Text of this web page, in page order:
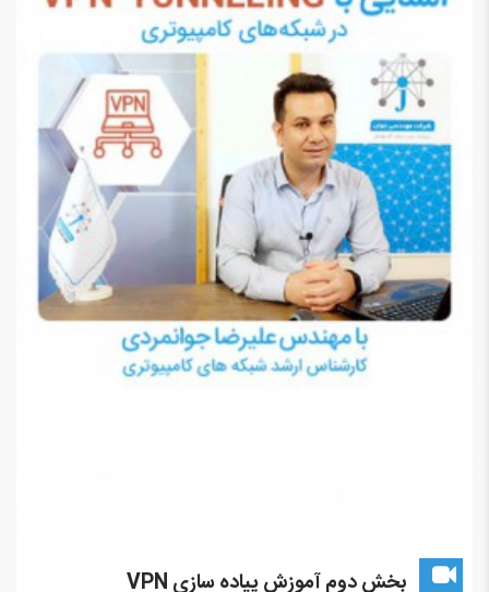
بخش دوم آموزش پیاده سازی VPN